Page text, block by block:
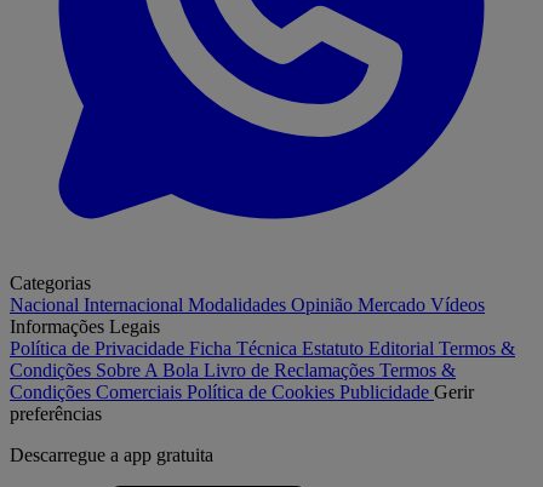
Categorias
Nacional Internacional Modalidades Opinião Mercado Vídeos
Informações Legais
Política de Privacidade Ficha Técnica Estatuto Editorial Termos &
Condições Sobre A Bola Livro de Reclamações Termos &
Condições Comerciais Política de Cookies Publicidade Gerir
preferências
Descarregue a app gratuita